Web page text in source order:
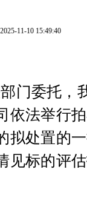
2025-11-10 15:49:40
门委托，
依法举行
拟处置的
见标的评